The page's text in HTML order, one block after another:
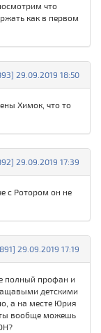
что
как в первом
29.09.2019 18:50
Химок, что то
29.09.2019 17:39
с Ротором он не
29.09.2019 17:19
полный профан и
детскими
а на месте Юрия
вообще можешь